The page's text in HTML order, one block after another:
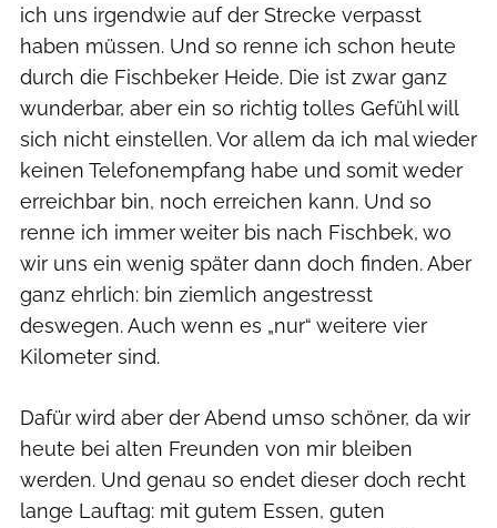
ich uns irgendwie auf der Strecke verpasst
haben müssen. Und so renne ich schon heute
durch die Fischbeker Heide. Die ist zwar ganz
wunderbar, aber ein so richtig tolles Gefühl will
sich nicht einstellen. Vor allem da ich mal wieder
keinen Telefonempfang habe und somit weder
erreichbar bin, noch erreichen kann. Und so
renne ich immer weiter bis nach Fischbek, wo
wir uns ein wenig später dann doch finden. Aber
ganz ehrlich: bin ziemlich angestresst
deswegen. Auch wenn es „nur“ weitere vier
Kilometer sind.
Dafür wird aber der Abend umso schöner, da wir
heute bei alten Freunden von mir bleiben
werden. Und genau so endet dieser doch recht
lange Lauftag: mit gutem Essen, guten